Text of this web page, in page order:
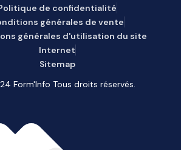
de confidentialité
générales de vente
générales d'utilisation du site
Internet
Sitemap
Form'Info Tous droits réservés.